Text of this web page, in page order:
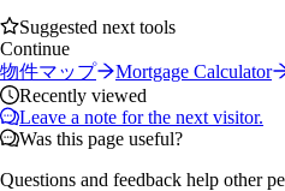
Suggested next tools
Continue
物件マップ
Mortgage Calculator
Recently viewed
Leave a note for the next visitor.
Was this page useful?
Questions and feedback help other